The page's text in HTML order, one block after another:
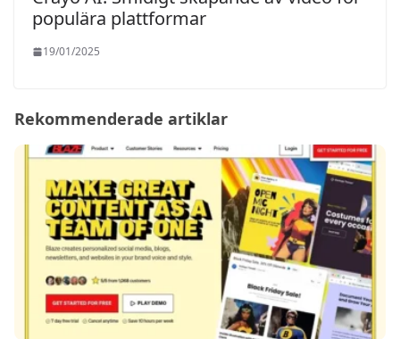
populära plattformar
19/01/2025
Rekommenderade artiklar